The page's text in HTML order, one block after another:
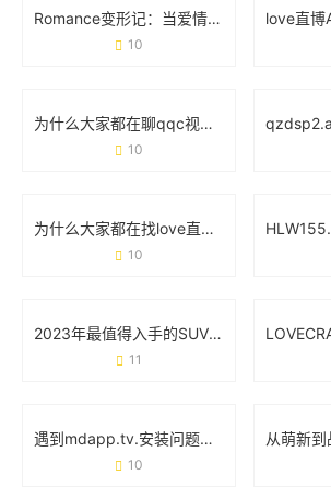
Romance变形记：当爱情在21世纪玩起“变装游戏”
10
为什么大家都在聊qqc视频？这玩意儿到底有啥用？
10
为什么大家都在找love直博APP下载地址？真实使用体验大公开
10
2023年最值得入手的SUV车型排名前十名：家庭出行与越野性能如何选？
11
遇到mdapp.tv.安装问题？这份零基础操作手册帮你避坑
10